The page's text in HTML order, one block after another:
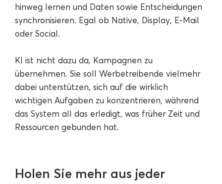
hinweg lernen und Daten sowie Entscheidungen
synchronisieren. Egal ob Native, Display, E-Mail
oder Social.
KI ist nicht dazu da, Kampagnen zu
übernehmen. Sie soll Werbetreibende vielmehr
dabei unterstützen, sich auf die wirklich
wichtigen Aufgaben zu konzentrieren, während
das System all das erledigt, was früher Zeit und
Ressourcen gebunden hat.
Holen Sie mehr aus jeder